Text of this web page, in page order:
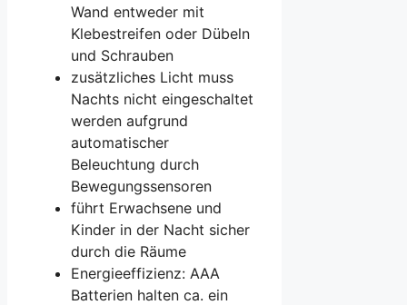
Wand entweder mit
Klebestreifen oder Dübeln
und Schrauben
zusätzliches Licht muss
Nachts nicht eingeschaltet
werden aufgrund
automatischer
Beleuchtung durch
Bewegungssensoren
führt Erwachsene und
Kinder in der Nacht sicher
durch die Räume
Energieeffizienz: AAA
Batterien halten ca. ein